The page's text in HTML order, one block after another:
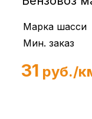
Марка шасси
Мин. заказ
31 руб./